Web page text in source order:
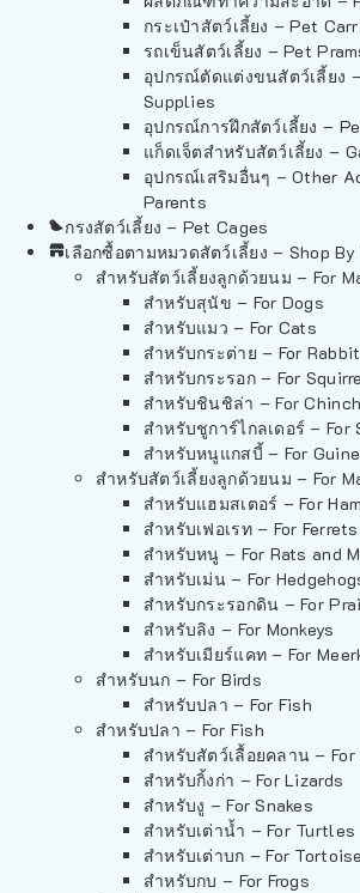
กระเป๋าสัตว์เลี้ยง – Pet
รถเข็นสัตว์เลี้ยง – Pet
อุปกรณ์ตัดแต่งขนสัตว์เลี้ยง
Supplies
อุปกรณ์การฝึกสัตว์เลี้ยง –
แก็ดเจ็ตสำหรับสัตว์เลี้ยง –
อุปกรณ์เสริมอื่นๆ – Other
Parents
กรงสัตว์เลี้ยง – Pet Cages
เลือกซื้อตามหมวดสัตว์เลี้ยง – Shop
สำหรับสัตว์เลี้ยงลูกด้วยนม – For
สำหรับสุนัข – For Dogs
สำหรับแมว – For Cats
สำหรับกระต่าย – For
สำหรับกระรอก – For
สำหรับชินชิล่า – For
สำหรับชูการ์ไกลเดอร์ – For
สำหรับหนูแกสบี้ – For
สำหรับสัตว์เลี้ยงลูกด้วยนม – For
สำหรับแฮมสเตอร์ – For
สำหรับเฟอเรท – For Ferrets
สำหรับหนู – For Rats and
สำหรับเม่น – For
สำหรับกระรอกดิน – For
สำหรับลิง – For Monkeys
สำหรับเมียร์แคท – For
สำหรับนก – For Birds
สำหรับปลา – For Fish
สำหรับปลา – For Fish
สำหรับสัตว์เลื้อยคลาน –
สำหรับกิ้งก่า – For Lizards
สำหรับงู – For Snakes
สำหรับเต่าน้ำ – For Turtles
สำหรับเต่าบก – For
สำหรับกบ – For Frogs